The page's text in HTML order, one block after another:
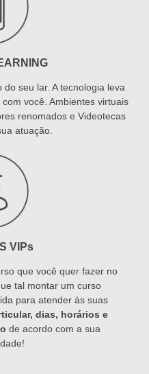
seu lar. A tecnologia leva
você. Ambientes virtuais
renomados e Videotecas
atuação.
VIPs
que você quer fazer no
tal montar um curso
para atender às suas
dias, horários e
de acordo com a sua